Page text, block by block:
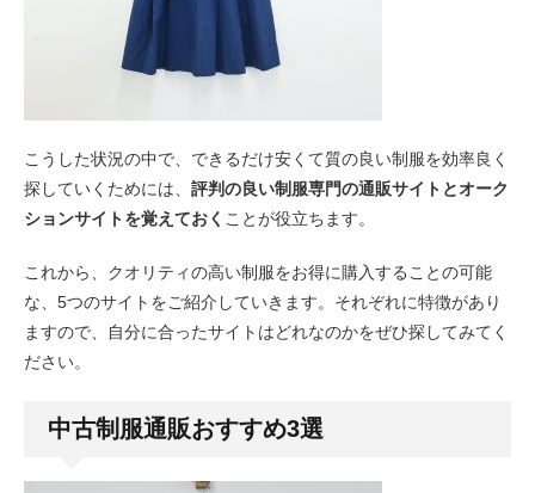
こうした状況の中で、できるだけ安くて質の良い制服を効率良く
探していくためには、 評判の良い制服専門の通販サイトとオーク
ションサイトを覚えておく ことが役立ちます。
これから、クオリティの高い制服をお得に購入することの可能
な、5つのサイトをご紹介していきます。それぞれに特徴があり
ますので、自分に合ったサイトはどれなのかをぜひ探してみてく
ださい。
中古制服通販おすすめ3選